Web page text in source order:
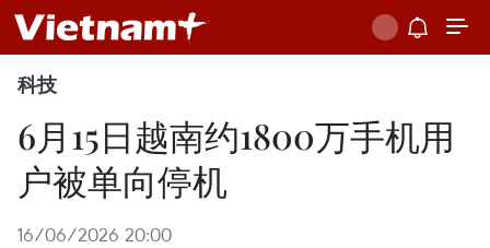
科技
6月15日越南约1800万手机用
户被单向停机
16/06/2026 20:00